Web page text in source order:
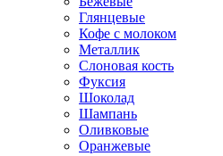
Глянцевые
Кофе с молоком
Металлик
Слоновая кость
Фуксия
Шоколад
Шампань
Оливковые
Оранжевые